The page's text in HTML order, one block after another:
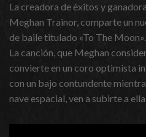
La creadora de éxitos y
Meghan Trainor, comparte un
de baile titulado «To The Moon».
La canción, que Meghan
convierte en un coro optimista
con un bajo contundente
nave espacial, ven a subirte a